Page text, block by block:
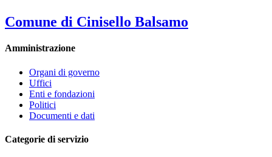
Comune di Cinisello Balsamo
Amministrazione
Organi di governo
Uffici
Enti e fondazioni
Politici
Documenti e dati
Categorie di servizio